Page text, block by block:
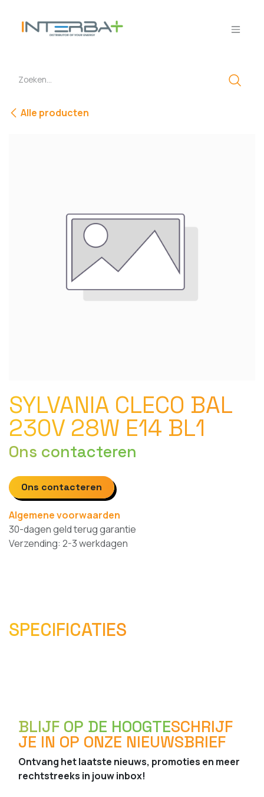
Alle producten
SYLVANIA CLECO BAL
230V 28W E14 BL1
Ons contacteren
Ons contacteren
Algemene voorwaarden
30-dagen geld terug garantie
Verzending: 2-3 werkdagen
SPECIFICATIES
BLIJF OP DE HOOGTESCHRIJF
JE IN OP ONZE NIEUWSBRIEF
Ontvang het laatste nieuws, promoties en meer
rechtstreeks in jouw inbox!